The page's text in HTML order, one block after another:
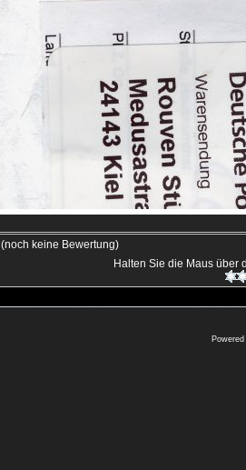
(noch keine Bewertung)
Halten Sie die Maus über